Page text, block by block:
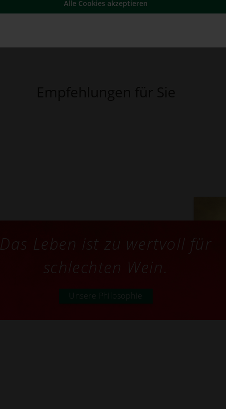
Das Leben ist zu wertvoll für
schlechten Wein.
Unsere Philosophie
Alle Cookies akzeptieren